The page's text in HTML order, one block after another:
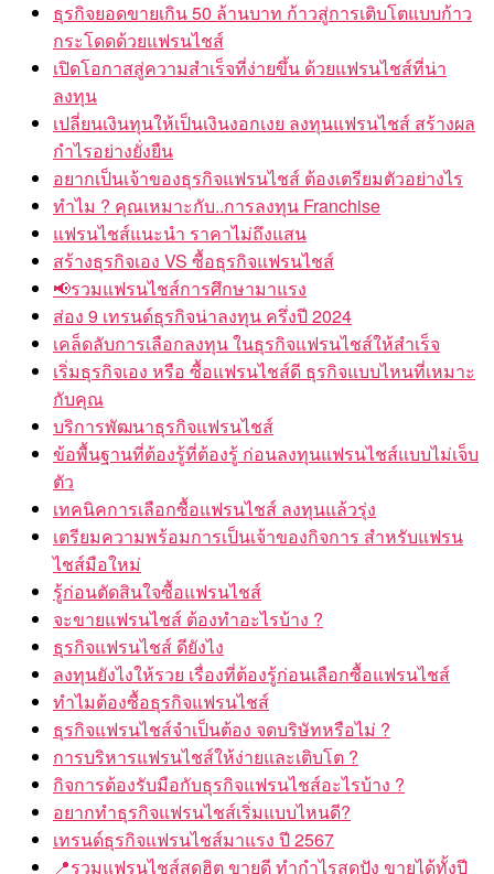
ธุรกิจยอดขายเกิน 50 ล้านบาท ก้าวสู่การเติบโตแบบก้าว
กระโดดด้วยแฟรนไชส์
เปิดโอกาสสู่ความสำเร็จที่ง่ายขึ้น ด้วยแฟรนไชส์ที่น่า
ลงทุน
เปลี่ยนเงินทุนให้เป็นเงินงอกเงย ลงทุนแฟรนไชส์ สร้างผล
กำไรอย่างยั่งยืน
อยากเป็นเจ้าของธุรกิจแฟรนไชส์ ต้องเตรียมตัวอย่างไร
ทำไม ? คุณเหมาะกับ..การลงทุน Franchise
แฟรนไชส์แนะนำ ราคาไม่ถึงแสน
สร้างธุรกิจเอง VS ซื้อธุรกิจแฟรนไชส์
📢รวมแฟรนไชส์การศึกษามาแรง
ส่อง 9 เทรนด์ธุรกิจน่าลงทุน ครึ่งปี 2024
เคล็ดลับการเลือกลงทุน ในธุรกิจแฟรนไชส์ให้สำเร็จ
เริ่มธุรกิจเอง หรือ ซื้อแฟรนไชส์ดี ธุรกิจแบบไหนที่เหมาะ
กับคุณ
บริการพัฒนาธุรกิจแฟรนไชส์
ข้อพื้นฐานที่ต้องรู้ที่ต้องรู้ ก่อนลงทุนแฟรนไชส์แบบไม่เจ็บ
ตัว
เทคนิคการเลือกซื้อแฟรนไชส์ ลงทุนแล้วรุ่ง
เตรียมความพร้อมการเป็นเจ้าของกิจการ สำหรับแฟรน
ไชส์มือใหม่
รู้ก่อนตัดสินใจซื้อแฟรนไชส์
จะขายแฟรนไชส์ ต้องทำอะไรบ้าง ?
ธุรกิจแฟรนไชส์ ดียังไง
ลงทุนยังไงให้รวย เรื่องที่ต้องรู้ก่อนเลือกซื้อแฟรนไชส์
ทำไมต้องซื้อธุรกิจแฟรนไชส์
ธุรกิจแฟรนไชส์จำเป็นต้อง จดบริษัทหรือไม่ ?
การบริหารแฟรนไชส์ให้ง่ายและเติบโต ?
กิจการต้องรับมือกับธุรกิจแฟรนไชส์อะไรบ้าง ?
อยากทำธุรกิจแฟรนไชส์เริ่มแบบไหนดี?
เทรนด์ธุรกิจแฟรนไชส์มาแรง ปี 2567
📍รวมแฟรนไชส์สุดฮิต ขายดี ทำกำไรสุดปัง ขายได้ทั้งปี